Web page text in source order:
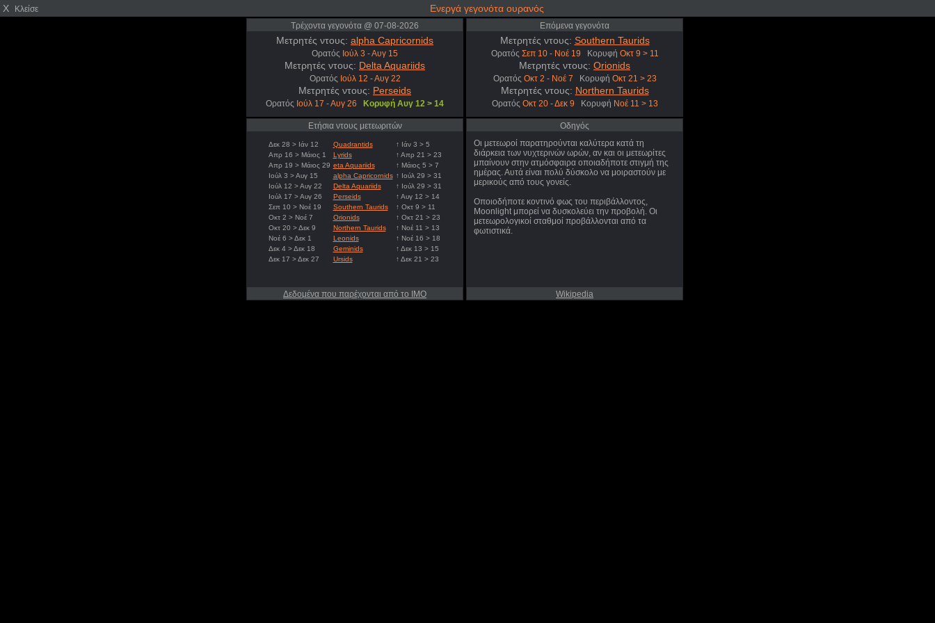
X Κλείσε Ενεργά γεγονότα ουρανός
Τρέχοντα γεγονότα @ 07-08-2026
Μετρητές ντους: alpha Capricornids
Ορατός Ιούλ 3 - Αυγ 15
Μετρητές ντους: Delta Aquariids
Ορατός Ιούλ 12 - Αυγ 22
Μετρητές ντους: Perseids
Ορατός Ιούλ 17 - Αυγ 26 Κορυφή Αυγ 12 > 14
Επόμενα γεγονότα
Μετρητές ντους: Southern Taurids
Ορατός Σεπ 10 - Νοέ 19 Κορυφή Οκτ 9 > 11
Μετρητές ντους: Orionids
Ορατός Οκτ 2 - Νοέ 7 Κορυφή Οκτ 21 > 23
Μετρητές ντους: Northern Taurids
Ορατός Οκτ 20 - Δεκ 9 Κορυφή Νοέ 11 > 13
Ετήσια ντους μετεωριτών
Δεκ 28 > Ιάν 12 Quadrantids
↑ Ιάν 3 > 5
Απρ 16 > Μάιος 1
Lyrids
↑ Απρ 21 > 23
Απρ 19 > Μάιος 29 eta Aquariids
↑ Μάιος 5 > 7
Ιούλ 3 > Αυγ 15
alpha Capricornids ↑ Ιούλ 29 > 31
Ιούλ 12 > Αυγ 22
Delta Aquariids
↑ Ιούλ 29 > 31
Ιούλ 17 > Αυγ 26
Perseids
↑ Αυγ 12 > 14
Σεπ 10 > Νοέ 19
Southern Taurids
↑ Οκτ 9 > 11
Οκτ 2 > Νοέ 7
Orionids
↑ Οκτ 21 > 23
Οκτ 20 > Δεκ 9
Northern Taurids
↑ Νοέ 11 > 13
Νοέ 6 > Δεκ 1
Leonids
↑ Νοέ 16 > 18
Δεκ 4 > Δεκ 18
Geminids
↑ Δεκ 13 > 15
Δεκ 17 > Δεκ 27
Ursids ↑ Δεκ 21 > 23
Δεδομένα που παρέχονται από το IMO
Οδηγός
Οι μετεωροί παρατηρούνται καλύτερα κατά τη
διάρκεια των νυχτερινών ωρών, αν και οι μετεωρίτες
μπαίνουν στην ατμόσφαιρα οποιαδήποτε στιγμή της
ημέρας. Αυτά είναι πολύ δύσκολο να μοιραστούν με
μερικούς από τους γονείς.
Οποιοδήποτε κοντινό φως του περιβάλλοντος,
Moonlight μπορεί να δυσκολεύει την προβολή. Οι
μετεωρολογικοί σταθμοί προβάλλονται από τα
φωτιστικά.
Wikipedia